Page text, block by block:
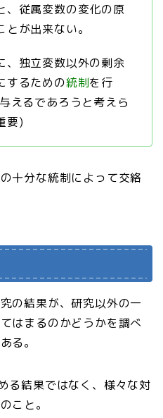
、従属変数の変化の原
が出来ない。
、独立変数以外の剰余
するための統制を行
えるであろうと考えら
要)
十分な統制によって交絡
の結果が、研究以外の一
はまるのかどうかを調べ
る。
る結果ではなく、様々な対
こと。